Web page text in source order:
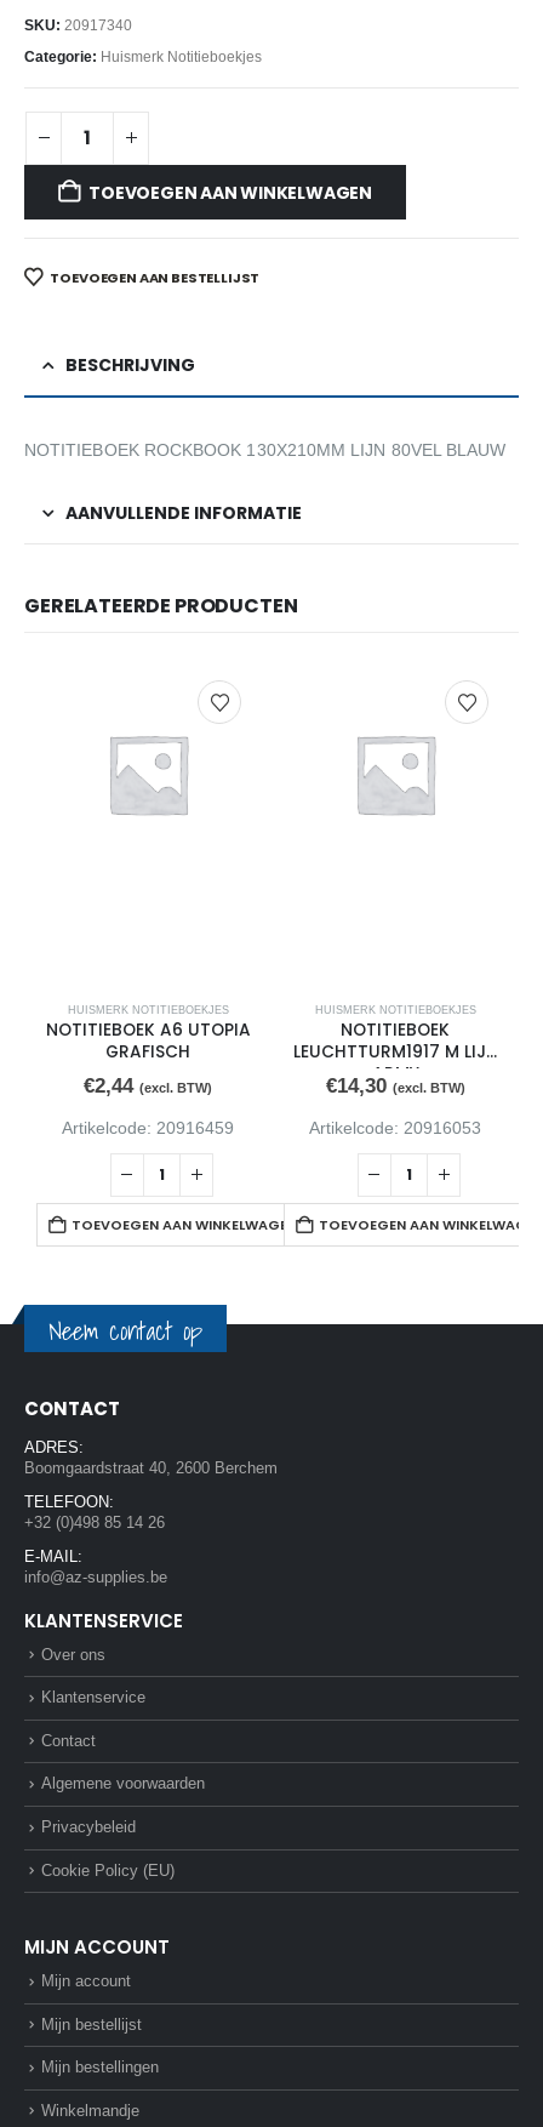
SKU: 20917340
Categorie: Huismerk Notitieboekjes
TOEVOEGEN AAN WINKELWAGEN
TOEVOEGEN AAN BESTELLIJST
BESCHRIJVING
NOTITIEBOEK ROCKBOOK 130X210MM LIJN 80VEL BLAUW
AANVULLENDE INFORMATIE
GERELATEERDE PRODUCTEN
HUISMERK NOTITIEBOEKJES
NOTITIEBOEK A6 UTOPIA
GRAFISCH
€2,44 (excl. BTW)
Artikelcode: 20916459
TOEVOEGEN AAN WINKELWAGEN
HUISMERK NOTITIEBOEKJES
NOTITIEBOEK
LEUCHTTURM1917 M LIJN
ARMY
€14,30 (excl. BTW)
Artikelcode: 20916053
TOEVOEGEN AAN
Neem contact op
CONTACT
ADRES:
Boomgaardstraat 40, 2600 Berchem
TELEFOON:
+32 (0)498 85 14 26
E-MAIL:
info@az-supplies.be
KLANTENSERVICE
Over ons
Klantenservice
Contact
Algemene voorwaarden
Privacybeleid
Cookie Policy (EU)
MIJN ACCOUNT
Mijn account
Mijn bestellijst
Mijn bestellingen
Winkelmandje